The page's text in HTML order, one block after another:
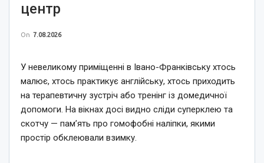
центр
On 7.08.2026
У невеликому приміщенні в Івано-Франківську хтось
малює, хтось практикує англійську, хтось приходить
на терапевтичну зустріч або тренінг із домедичної
допомоги. На вікнах досі видно сліди суперклею та
скотчу — пам’ять про гомофобні наліпки, якими
простір обклеювали взимку.